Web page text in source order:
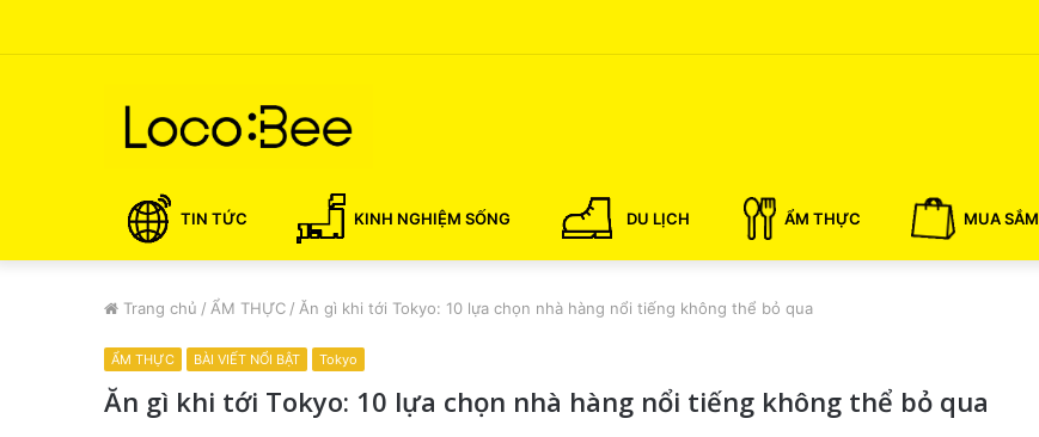
TIN TỨC KINH NGHIỆM SỐNG DU LỊCH ẨM THỰC MUA SẮM
Trang chủ / ẨM THỰC / Ăn gì khi tới Tokyo: 10 lựa chọn nhà hàng nổi tiếng không thể bỏ qua
ẨM THỰC BÀI VIẾT NỔI BẬT Tokyo
Ăn gì khi tới Tokyo: 10 lựa chọn nhà hàng nổi tiếng không thể bỏ qua